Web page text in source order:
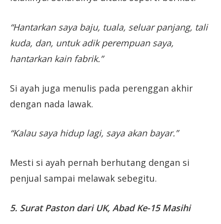
“Hantarkan saya baju, tuala, seluar panjang, tali
kuda, dan, untuk adik perempuan saya,
hantarkan kain fabrik.”
Si ayah juga menulis pada perenggan akhir
dengan nada lawak.
“Kalau saya hidup lagi, saya akan bayar.”
Mesti si ayah pernah berhutang dengan si
penjual sampai melawak sebegitu.
5. Surat Paston dari UK, Abad Ke-15 Masihi